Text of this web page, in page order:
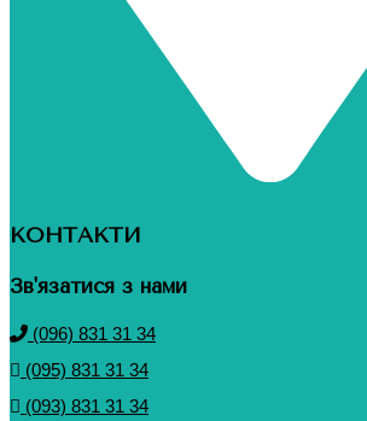
КОНТАКТИ
Зв'язатися з нами
(096) 831 31 34
(095) 831 31 34
(093) 831 31 34